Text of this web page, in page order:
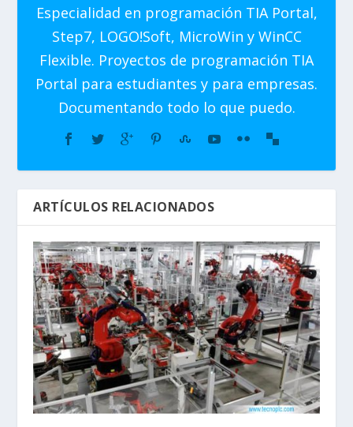
Especialidad en programación TIA Portal,
Step7, LOGO!Soft, MicroWin y WinCC
Flexible. Proyectos de programación TIA
Portal para estudiantes y para empresas.
Documentando todo lo que puedo.
ARTÍCULOS RELACIONADOS